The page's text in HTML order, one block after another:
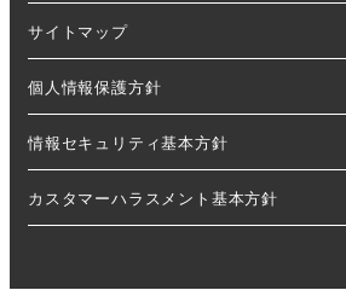
サイトマップ
個人情報保護方針
情報セキュリティ基本方針
カスタマーハラスメント基本方針